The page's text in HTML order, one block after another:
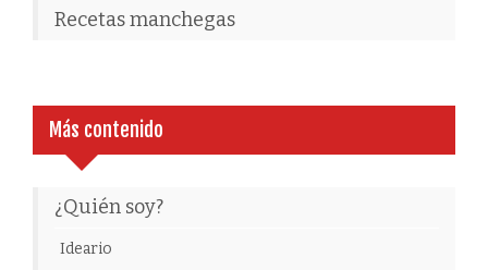
Recetas manchegas
Más contenido
¿Quién soy?
Ideario